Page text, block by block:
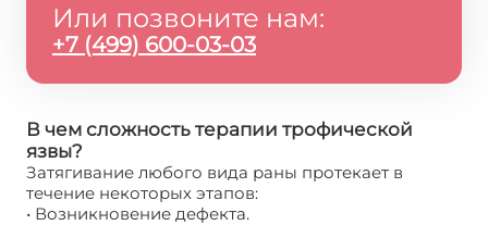
Или позвоните нам:
+7 (499) 600-03-03
В чем сложность терапии трофической
язвы?
Затягивание любого вида раны протекает в
течение некоторых этапов:
• Возникновение дефекта.